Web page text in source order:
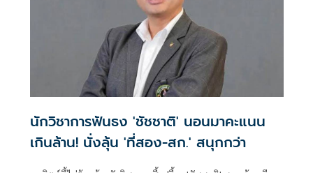
นักวิชาการฟันธง 'ชัชชาติ' นอนมาคะแนน
เกินล้าน! นั่งลุ้น 'ที่สอง-สก.' สนุกกว่า